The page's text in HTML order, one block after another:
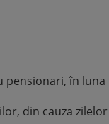
pensionari, în luna
din cauza